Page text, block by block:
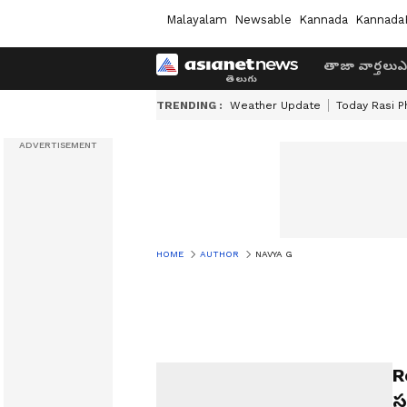
Malayalam Newsable Kannada
తాజా వార్తలు
TRENDING : Weather Update Today Rasi
HOME AUTHOR NAVYA G